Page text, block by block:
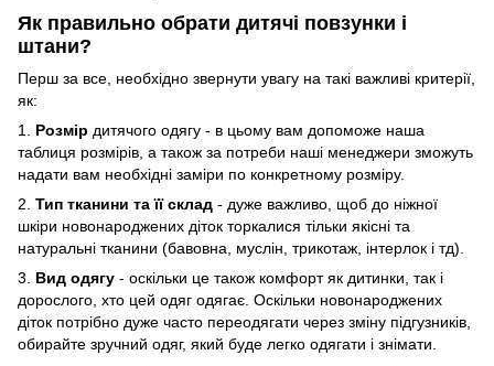
Як правильно обрати дитячі повзунки і
штани?
Перш за все, необхідно звернути увагу на такі важливі критерії,
як:
1. Розмір дитячого одягу - в цьому вам допоможе наша
таблиця розмірів, а також за потреби наші менеджери зможуть
надати вам необхідні заміри по конкретному розміру.
2. Тип тканини та її склад - дуже важливо, щоб до ніжної
шкіри новонароджених діток торкалися тільки якісні та
натуральні тканини (бавовна, муслін, трикотаж, інтерлок і тд).
3. Вид одягу - оскільки це також комфорт як дитинки, так і
дорослого, хто цей одяг одягає. Оскільки новонароджених
діток потрібно дуже часто переодягати через зміну підгузників,
обирайте зручний одяг, який буде легко одягати і знімати.